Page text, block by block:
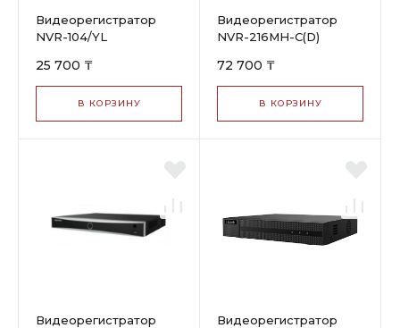
Видеорегистратор
NVR-104/YL
25 700 ₸
В КОРЗИНУ
Видеорегистратор
NVR-216MH-C(D)
72 700 ₸
В КОРЗИНУ
Видеорегистратор
Видеорегистратор